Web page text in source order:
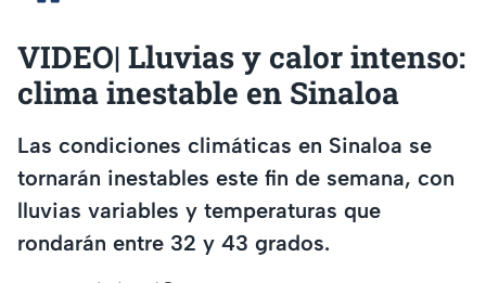
VIDEO| Lluvias y calor intenso:
clima inestable en Sinaloa
Las condiciones climáticas en Sinaloa se
tornarán inestables este fin de semana, con
lluvias variables y temperaturas que
rondarán entre 32 y 43 grados.